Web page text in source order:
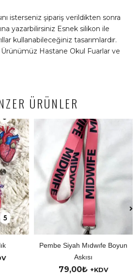
isterseniz şipariş verildikten sonra
yazarbilirsiniz Esnek silikon ile
kullanabileceğiniz tasarımlardır.
Ürünümüz Hastane Okul Fuarlar ve
ÜRÜNLER
Pembe Siyah Mıdwıfe Boyun
Askısı
79,00₺ +KDV